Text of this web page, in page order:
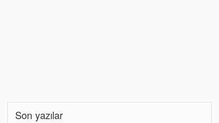
Son yazılar